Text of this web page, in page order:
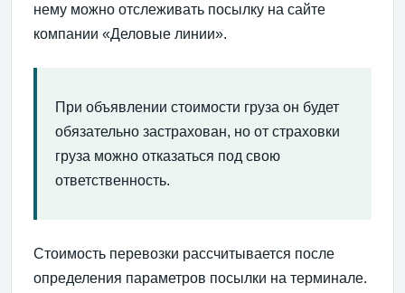
нему можно отслеживать посылку на сайте
компании «Деловые линии».
При объявлении стоимости груза он будет
обязательно застрахован, но от страховки
груза можно отказаться под свою
ответственность.
Стоимость перевозки рассчитывается после
определения параметров посылки на терминале.